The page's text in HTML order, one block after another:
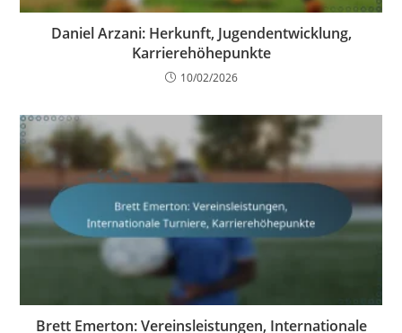
Daniel Arzani: Herkunft, Jugendentwicklung,
Karrierehöhepunkte
10/02/2026
Brett Emerton: Vereinsleistungen, Internationale